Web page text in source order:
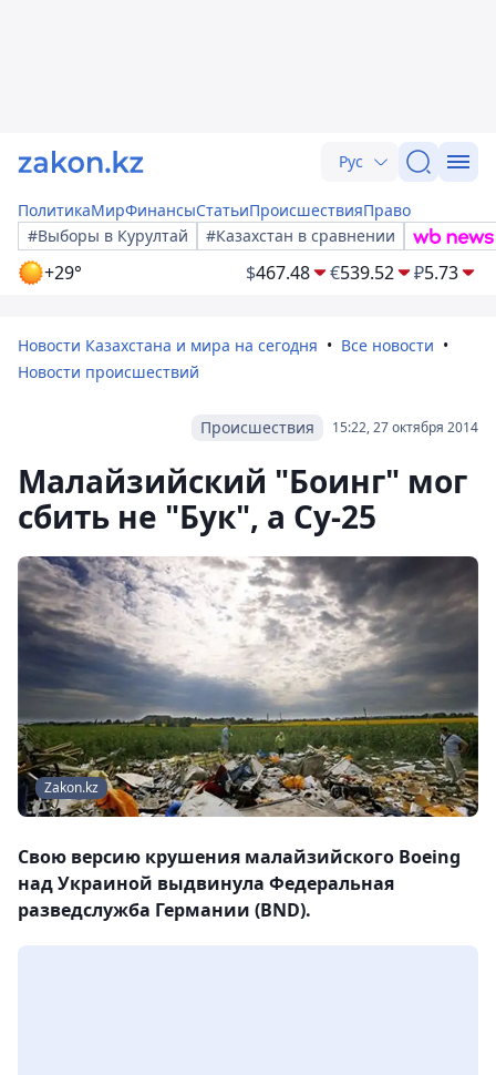
Рус
ПолитикаМирФинансыСтатьиПроисшествияПраво
#Выборы в Курултай
#Казахстан в сравнении
+29° $467.48 €539.52 ₽5.73
Новости Казахстана и мира на сегодня
Все новости
Новости происшествий
15:22, 27 октября 2014
Происшествия
Малайзийский "Боинг" мог
сбить не "Бук", а Су-25
Zakon.kz
Свою версию крушения малайзийского Boeing
над Украиной выдвинула Федеральная
разведслужба Германии (BND).